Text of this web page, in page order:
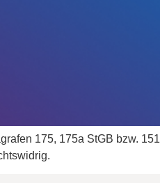
175, 175a StGB bzw. 151